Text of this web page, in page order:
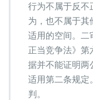
行为不属于反不
为，也不属于
适用的空间。二
正当竞争法》第
据并不能证明两
适用第二条规定
判。